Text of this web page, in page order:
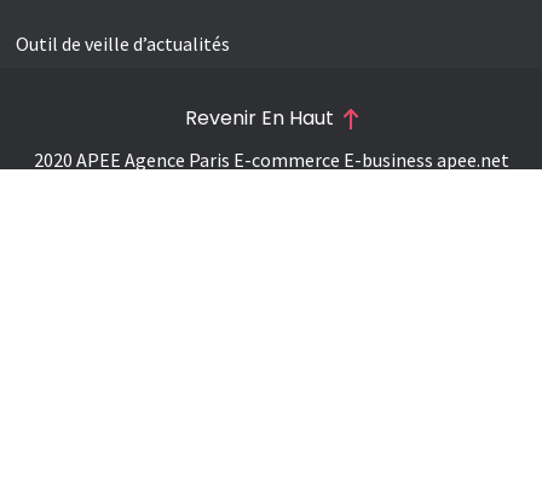
Outil de veille d’actualités
2020 APEE Agence Paris E-commerce E-business apee.net
Revenir En Haut